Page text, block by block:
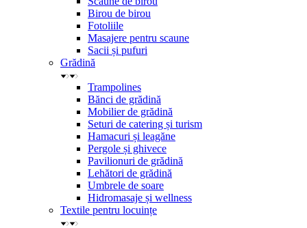
Birou de birou
Fotoliile
Masajere pentru scaune
Sacii și pufuri
Grădină
Trampolines
Bănci de grădină
Mobilier de grădină
Seturi de catering și turism
Hamacuri și leagăne
Pergole și ghivece
Pavilionuri de grădină
Lehători de grădină
Umbrele de soare
Hidromasaje și wellness
Textile pentru locuințe